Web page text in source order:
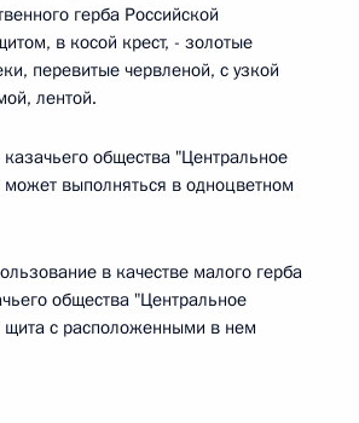
герба Российской
в косой крест, - золотые
перевитые червленой, с узкой
лентой.
казачьего общества "Центральное
может выполняться в одноцветном
в качестве малого герба
общества "Центральное
щита с расположенными в нем